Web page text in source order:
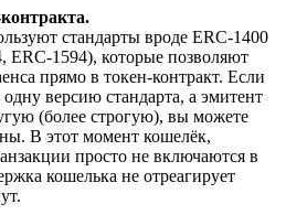
стандарты вроде ERC-1400
ERC-1594), которые позволяют
прямо в токен-контракт. Если
версию стандарта, а эмитент
(более строгую), вы можете
В этот момент кошелёк,
просто не включаются в
кошелька не отреагирует